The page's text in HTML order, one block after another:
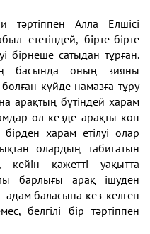
тәртіппен Алла Елшісі
ететіндей, бірте-бірте
бірнеше сатыдан тұрған.
басында оның зияны
күйде намазға тұру
арақтың бүтіндей харам
ол кезде арақты көп
харам етілуі олар
олардың табиғатын
қажетті уақытта
барлығы арақ ішуден
баласына кез-келген
белгілі бір тәртіппен